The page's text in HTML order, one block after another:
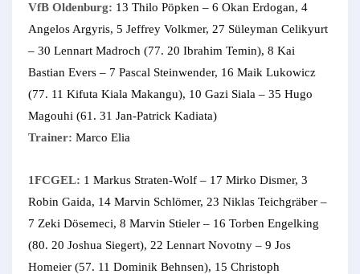
VfB Oldenburg: 13 Thilo Pöpken – 6 Okan Erdogan, 4
Angelos Argyris, 5 Jeffrey Volkmer, 27 Süleyman Celikyurt
– 30 Lennart Madroch (77. 20 Ibrahim Temin), 8 Kai
Bastian Evers – 7 Pascal Steinwender, 16 Maik Lukowicz
(77. 11 Kifuta Kiala Makangu), 10 Gazi Siala – 35 Hugo
Magouhi (61. 31 Jan-Patrick Kadiata)
Trainer: Marco Elia
1FCGEL: 1 Markus Straten-Wolf – 17 Mirko Dismer, 3
Robin Gaida, 14 Marvin Schlömer, 23 Niklas Teichgräber –
7 Zeki Dösemeci, 8 Marvin Stieler – 16 Torben Engelking
(80. 20 Joshua Siegert), 22 Lennart Novotny – 9 Jos
Homeier (57. 11 Dominik Behnsen), 15 Christoph